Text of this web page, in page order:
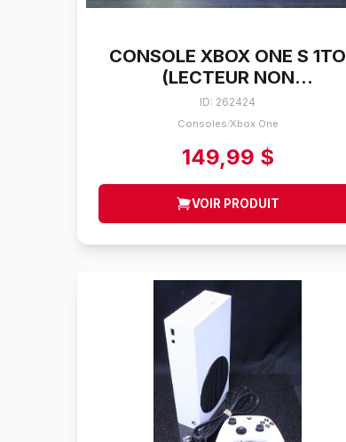
CONSOLE XBOX ONE S 1TO
(LECTEUR NON
FONCTIONELLE PRISE HDMI
LOUSSE) + MANETTE
MICROSOFT 1681
ID: 262424
Consoles/Xbox One
149,99 $
VOIR PRODUIT